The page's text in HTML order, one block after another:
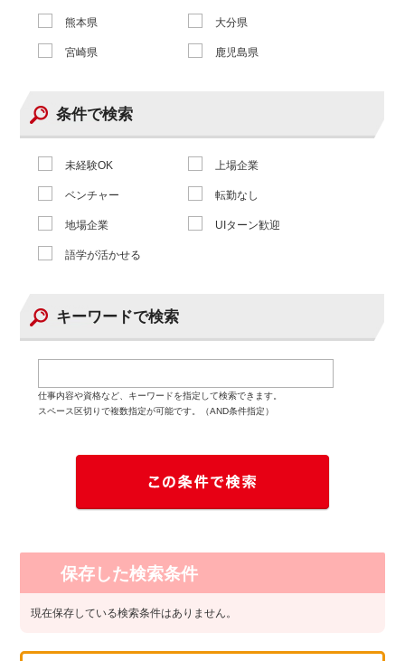
熊本県 大分県
宮崎県 鹿児島県
条件で検索
未経験OK 上場企業
ベンチャー 転勤なし
地場企業 UIターン歓迎
語学が活かせる
キーワードで検索
仕事内容や資格など、キーワードを指定して検索できます。
スペース区切りで複数指定が可能です。（AND条件指定）
保存した検索条件
現在保存している検索条件はありません。